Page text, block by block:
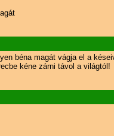
béna magát vágja el a
kéne zárni távol a világtól!